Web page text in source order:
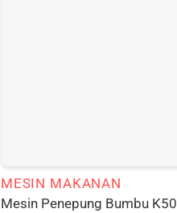
MESIN MAKANAN
Mesin Penepung Bumbu K50